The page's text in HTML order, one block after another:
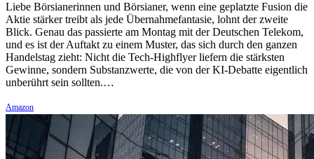
Liebe Börsianerinnen und Börsianer, wenn eine geplatzte Fusion die
Aktie stärker treibt als jede Übernahmefantasie, lohnt der zweite
Blick. Genau das passierte am Montag mit der Deutschen Telekom,
und es ist der Auftakt zu einem Muster, das sich durch den ganzen
Handelstag zieht: Nicht die Tech-Highflyer liefern die stärksten
Gewinne, sondern Substanzwerte, die von der KI-Debatte eigentlich
unberührt sein sollten.…
Amazon